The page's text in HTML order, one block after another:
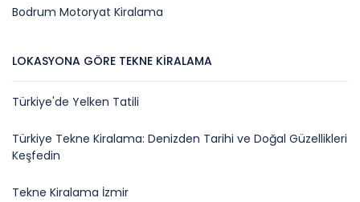
Bodrum Motoryat Kiralama
LOKASYONA GÖRE TEKNE KIRALAMA
Türkiye'de Yelken Tatili
Türkiye Tekne Kiralama: Denizden Tarihi ve Doğal Güzellikleri
Keşfedin
Tekne Kiralama İzmir